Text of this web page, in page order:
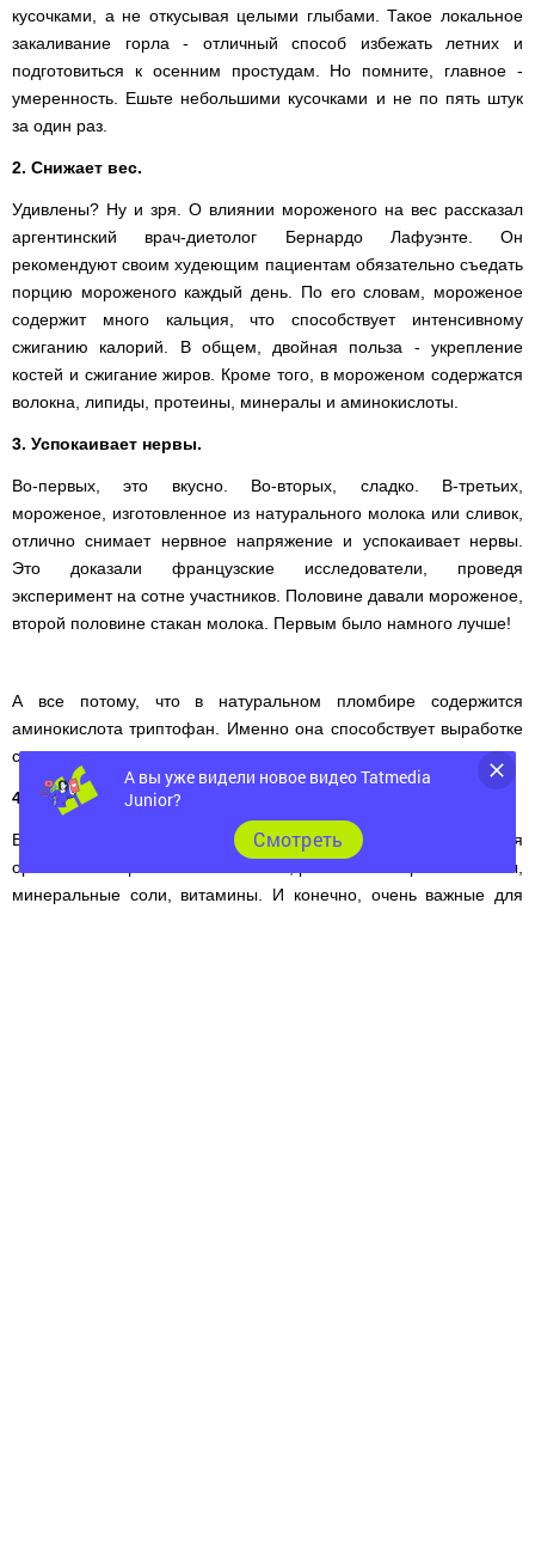
кусочками, а не откусывая целыми глыбами. Такое локальное
закаливание горла - отличный способ избежать летних и
подготовиться к осенним простудам. Но помните, главное -
умеренность. Ешьте небольшими кусочками и не по пять штук
за один раз.
2. Снижает вес.
Удивлены? Ну и зря. О влиянии мороженого на вес рассказал
аргентинский врач-диетолог БернардоЛафуэнте. Он
рекомендуют своим худеющим пациентам обязательно съедать
порцию мороженого каждый день. По его словам, мороженое
содержит много кальция, что способствует интенсивному
сжиганию калорий. В общем, двойная польза - укрепление
костей и сжигание жиров. Кроме того, в мороженом содержатся
волокна, липиды, протеины, минералы и аминокислоты.
3. Успокаивает нервы.
Во-первых, это вкусно. Во-вторых, сладко. В-третьих,
мороженое, изготовленное из натурального молока или сливок,
отлично снимает нервное напряжение и успокаивает нервы.
Это доказали французские исследователи, проведя
эксперимент на сотне участников. Половине давали мороженое,
второй половине стакан молока. Первым было намного лучше!
А все потому, что в натуральном пломбире содержится
аминокислота триптофан. Именно она способствует выработке
серотонина - «гормона счастья».
4. Нормализует обмен веществ.
В настоящем мороженом содержится около ста ценных для
организма веществ: аминокислоты, различные жирные кислоты,
минеральные соли, витамины. И конечно, очень важные для
А вы уже видели новое видео Tatmedia
Junior?
Cмотреть